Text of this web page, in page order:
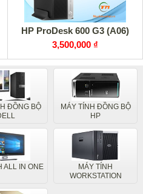
HP ProDesk 600 G3 (A06)
3,500,000 ₫
ĐỒNG BỘ
MÁY TÍNH ĐỒNG BỘ
HP
ALL IN ONE
MÁY TÍNH
WORKSTATION